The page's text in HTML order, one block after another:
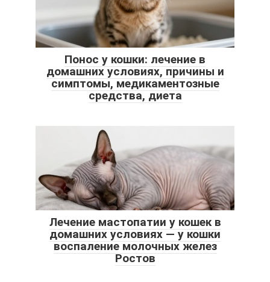
Понос у кошки: лечение в
домашних условиях, причины и
симптомы, медикаментозные
средства, диета
Лечение мастопатии у кошек в
домашних условиях — у кошки
воспаление молочных желез
Ростов